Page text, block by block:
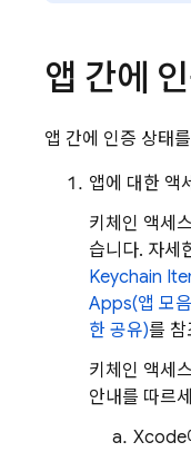
앱 간에
앱 간에 인증 상태
앱에 대한 액
키체인 액세
습니다. 자세
Keychain
Apps(앱 모
한 공유)를 참
키체인 액세
안내를 따르
Xcode